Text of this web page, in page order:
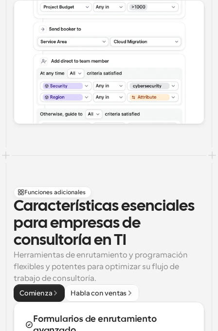
Funciones adicionales
Características esenciales
para empresas de
consultoría en TI
Herramientas de enrutamiento y programación
flexibles y potentes para optimizar su flujo de
trabajo de consultoría.
Comienza Habla con ventas
Formularios de enrutamiento